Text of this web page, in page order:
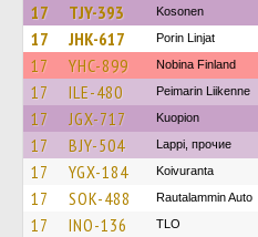
17 TJY-393 Kosonen
17 JHK-617 Porin Linjat
17 YHC-899 Nobina Finland
17 ILE-480 Peimarin Liikenne
17 JGX-717 Kuopion
17 BJY-504 Lappi, прочие
17 YGX-184 Koivuranta
17 SOK-488 Rautalammin Auto
17 INO-136 TLO